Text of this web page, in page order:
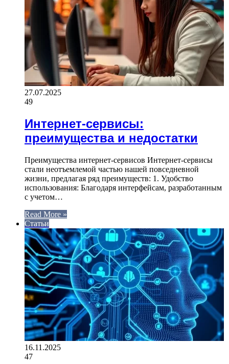
27.07.2025
49
Интернет-сервисы:
преимущества и недостатки
Преимущества интернет-сервисов Интернет-сервисы
стали неотъемлемой частью нашей повседневной
жизни, предлагая ряд преимуществ: 1. Удобство
использования: Благодаря интерфейсам, разработанным
с учетом…
Read More »
Статьи
16.11.2025
47